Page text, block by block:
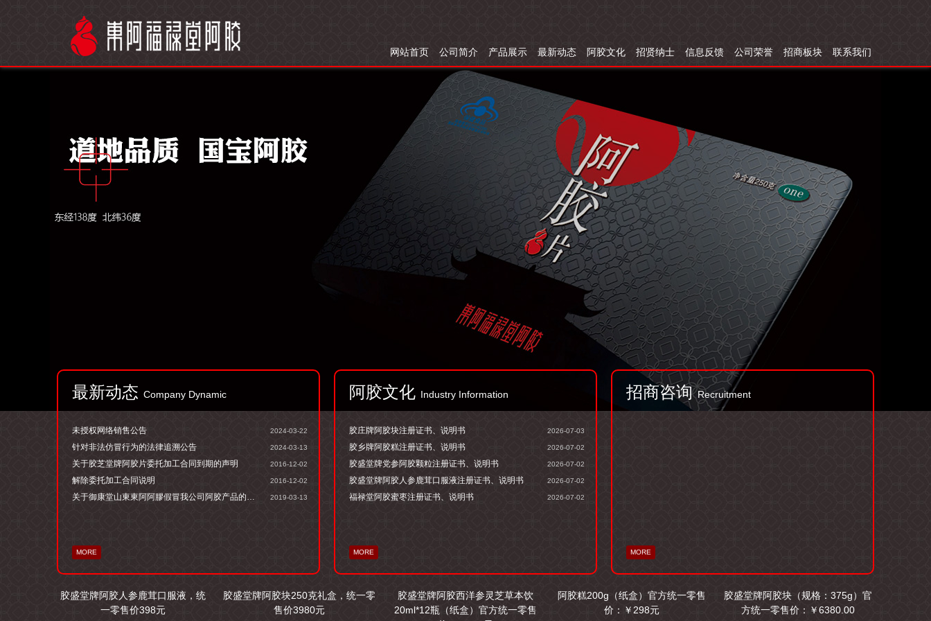
网站首页 公司简介 产品展示 最新动态 阿胶文化 招贤纳士 信息反馈 公司荣誉 招商板块 联系我们
最新动态 Company Dynamic
未授权网络销售公告 2024-03-22
针对非法仿冒行为的法律追溯公告 2024-03-13
关于胶芝堂牌阿胶片委托加工合同到期的声明 2016-12-02
解除委托加工合同说明 2016-12-02
关于御康堂山東東阿阿膠假冒我公司阿胶产品的声明 2019-03-13
MORE
阿胶文化 Industry Information
胶庄牌阿胶块注册证书、说明书 2026-07-03
胶乡牌阿胶糕注册证书、说明书 2026-07-02
胶盛堂牌党参阿胶颗粒注册证书、说明书 2026-07-02
胶盛堂牌阿胶人参鹿茸口服液注册证书、说明书 2026-07-02
福禄堂阿胶蜜枣注册证书、说明书 2026-07-02
MORE
招商咨询 Recruitment
MORE
胶盛堂牌阿胶人参鹿茸口服液，统
一零售价398元
胶盛堂牌阿胶块250克礼盒，统一零
售价3980元
胶盛堂牌阿胶西洋参灵芝草本饮
20ml*12瓶（纸盒）官方统一零售
阿胶糕200g（纸盒）官方统一零售
价：￥298元
胶盛堂牌阿胶块（规格：375g）官
方统一零售价：￥6380.00